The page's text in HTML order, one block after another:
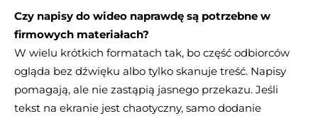
Czy napisy do wideo naprawdę są potrzebne w
firmowych materiałach?
W wielu krótkich formatach tak, bo część odbiorców
ogląda bez dźwięku albo tylko skanuje treść. Napisy
pomagają, ale nie zastąpią jasnego przekazu. Jeśli
tekst na ekranie jest chaotyczny, samo dodanie